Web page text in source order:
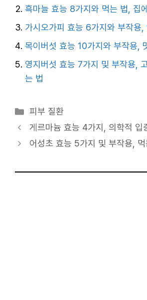
흑마늘 효능 8가지와 먹는 법, 집
가시오가피 효능 6가지와 부작용,
목이버섯 효능 10가지와 부작용,
영지버섯 효능 7가지 및 부작용,
는 법
카
테
고
피부 질환
게르마늄 효능 4가지, 의학적 입
어성초 효능 5가지 및 부작용, 먹